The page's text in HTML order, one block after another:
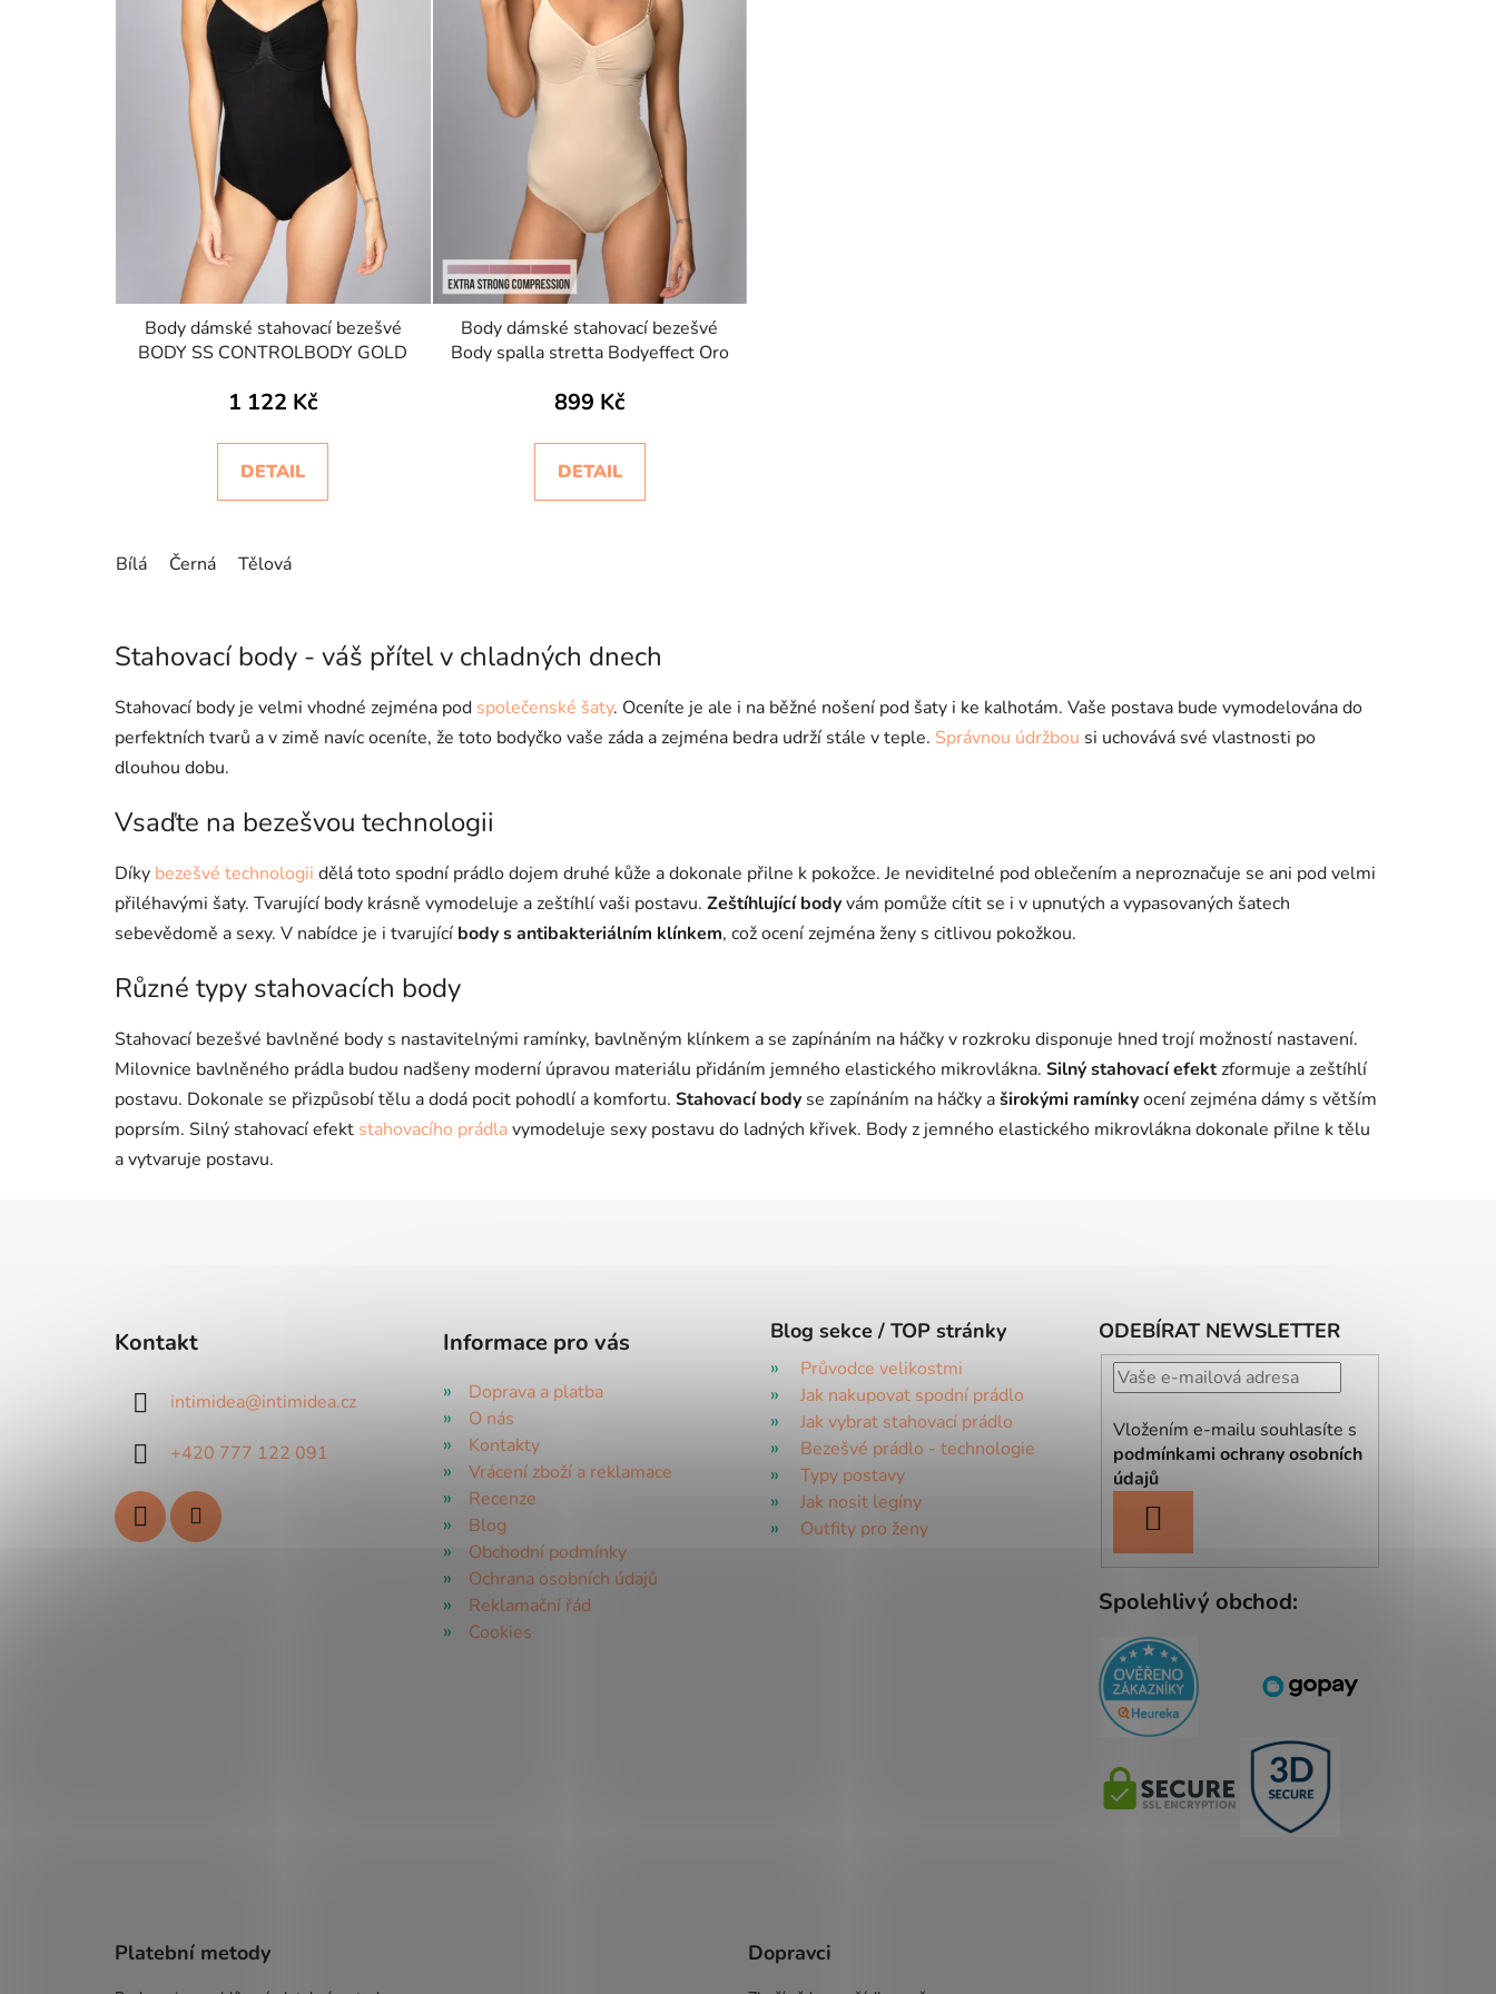
Body dámské stahovací bezešvé
BODY SS CONTROLBODY GOLD
1 122 Kč
DETAIL
Bílá Černá Tělová
Body dámské stahovací bezešvé
Body spalla stretta Bodyeffect Oro
899 Kč
DETAIL
d
a
v
k
y
v
s
u
Stahovací body - váš přítel v chladných dnech
Stahovací body je velmi vhodné zejména pod společenské šaty. Oceníte je ale i na běžné nošení pod šaty i ke kalhotám. Vaše postava bude vymodelována do
perfektních tvarů a v zimě navíc oceníte, že toto bodyčko vaše záda a zejména bedra udrží stále v teple. Správnou údržbou si uchovává své vlastnosti po
dlouhou dobu.
Vsaďte na bezešvou technologii
Díky bezešvé technologii dělá toto spodní prádlo dojem druhé kůže a dokonale přilne k pokožce. Je neviditelné pod oblečením a neproznačuje se ani pod velmi
přiléhavými šaty. Tvarující body krásně vymodeluje a zeštíhlí vaši postavu. Zeštíhlující bodyvám pomůže cítit se i v upnutých a vypasovaných šatech
sebevědomě a sexy. V nabídce je i tvarující body s antibakteriálním klínkem, což ocení zejména ženy s citlivou pokožkou.
Různé typy stahovacích body
Stahovací bezešvé bavlněné body s nastavitelnými ramínky, bavlněným klínkem a se zapínáním na háčky v rozkroku disponuje hned trojí možností nastavení.
Milovnice bavlněného prádla budou nadšeny moderní úpravou materiálu přidáním jemného elastického mikrovlákna. Silný stahovací efektzformuje a zeštíhlí
postavu. Dokonale se přizpůsobí tělu a dodá pocit pohodlí a komfortu. Stahovací body se zapínáním na háčky aširokými ramínkyocení zejména dámy s větším
poprsím. Silný stahovací efekt stahovacího prádlavymodeluje sexy postavu do ladných křivek. Body z jemného elastického mikrovlákna dokonale přilne k tělu
a vytvaruje postavu.
Kontakt
intimidea@intimidea.cz
+420 777 122 091
Informace pro vás
Doprava a platba
O nás
Kontakty
Vrácení zboží a reklamace
Recenze
Blog
Obchodní podmínky
Ochrana osobních údajů
Reklamační řád
Cookies
Blog sekce / TOP stránky
Průvodce velikostmi
Jak nakupovat spodní prádlo
Jak vybrat stahovací prádlo
Bezešvé prádlo - technologie
Typy postavy
Jak nosit legíny
Outfity pro ženy
ODEBÍRAT NEWSLETTER
Vložením e-mailu souhlasíte s
podmínkami ochrany osobních
údajů
SE
Spolehlivý obchod:
Platební metody Dopravci